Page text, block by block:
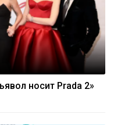
носит Prada 2»